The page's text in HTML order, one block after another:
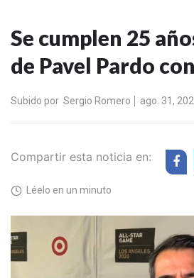
Se cumplen 25
de Pavel Pardo
Subido por Sergio Romero ago. 31,
Compartir esta noticia en:
Léelo en un minuto